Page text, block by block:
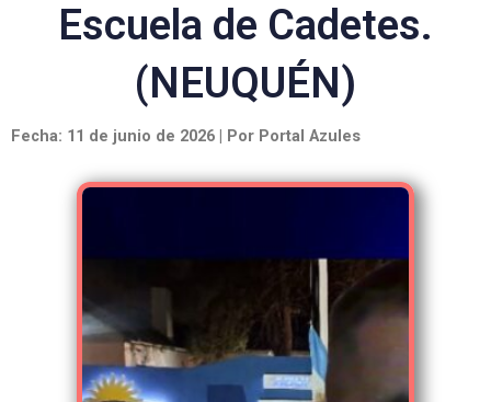
Escuela de Cadetes.
(NEUQUÉN)
Fecha: 11 de junio de 2026 | Por Portal Azules